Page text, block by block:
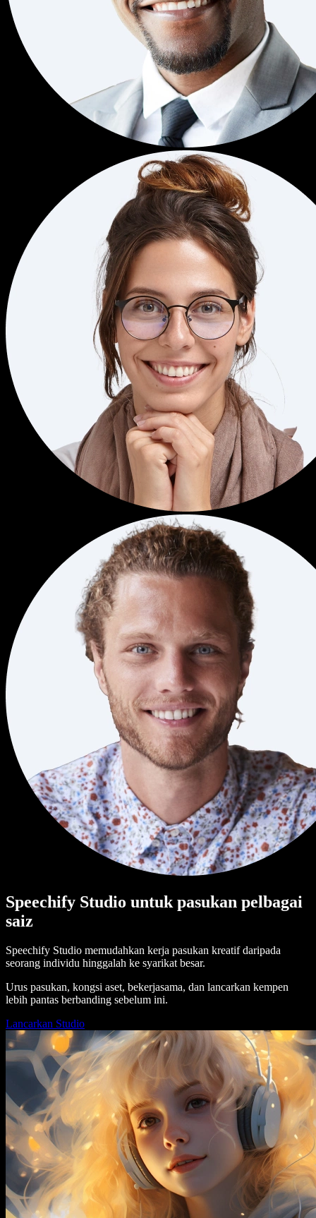
Speechify Studio untuk pasukan pelbagai
saiz
Speechify Studio memudahkan kerja pasukan kreatif daripada
seorang individu hinggalah ke syarikat besar.
Urus pasukan, kongsi aset, bekerjasama, dan lancarkan kempen
lebih pantas berbanding sebelum ini.
Lancarkan Studio